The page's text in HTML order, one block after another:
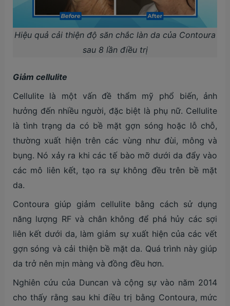
Hiệu quả cải thiện độ săn chắc làn da của Contoura
sau 8 lần điều trị
Giảm cellulite
Cellulite là một vấn đề thẩm mỹ phổ biến, ảnh
hưởng đến nhiều người, đặc biệt là phụ nữ. Cellulite
là tình trạng da có bề mặt gợn sóng hoặc lỗ chỗ,
thường xuất hiện trên các vùng như đùi, mông và
bụng. Nó xảy ra khi các tế bào mỡ dưới da đẩy vào
các mô liên kết, tạo ra sự không đều trên bề mặt
da.
Contoura giúp giảm cellulite bằng cách sử dụng
năng lượng RF và chân không để phá hủy các sợi
liên kết dưới da, làm giảm sự xuất hiện của các vết
gợn sóng và cải thiện bề mặt da. Quá trình này giúp
da trở nên mịn màng và đồng đều hơn.
Nghiên cứu của Duncan và cộng sự vào năm 2014
cho thấy rằng sau khi điều trị bằng Contoura, mức